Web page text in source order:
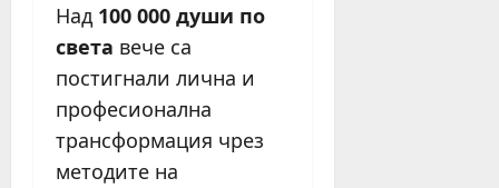
Над 100 000 души по
света вече са
постигнали лична и
професионална
трансформация чрез
методите на